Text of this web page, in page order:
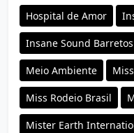
Hospital de Amor
Insane Sound Barretos
Meio Ambiente Miss
Miss Rodeio Brasil
Mister Earth